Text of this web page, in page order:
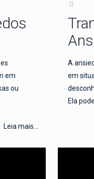
em
ou
Leia mais...
A
em
Ela